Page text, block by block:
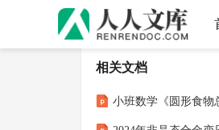
相关文档
小班数学《圆形食物